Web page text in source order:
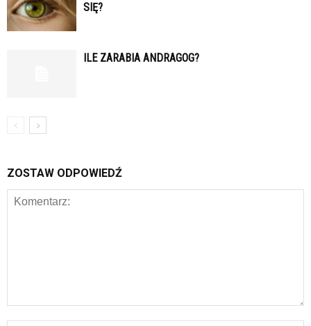
SIĘ?
ILE ZARABIA ANDRAGOG?
ZOSTAW ODPOWIEDŹ